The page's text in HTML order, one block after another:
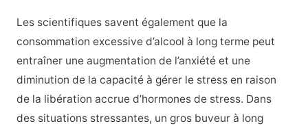
Les scientifiques savent également que la
consommation excessive d’alcool à long terme peut
entraîner une augmentation de l’anxiété et une
diminution de la capacité à gérer le stress en raison
de la libération accrue d’hormones de stress. Dans
des situations stressantes, un gros buveur à long